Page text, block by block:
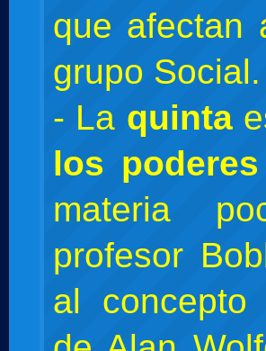
que afectan
grupo Social.
- La quinta
los
materia
profesor
al concepto